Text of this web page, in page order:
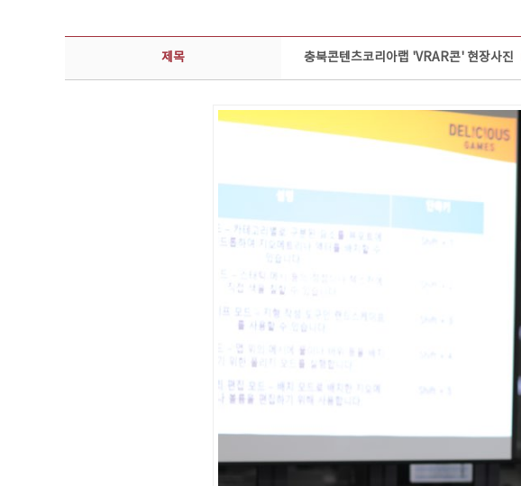
콘텐츠이슈 상세보기 - 제목, 담당부서, 담당자, 담당연락처, 내용, 첨부파일 정보 제공
제목 충북콘텐츠코리아랩 'VRAR콘' 현장사진